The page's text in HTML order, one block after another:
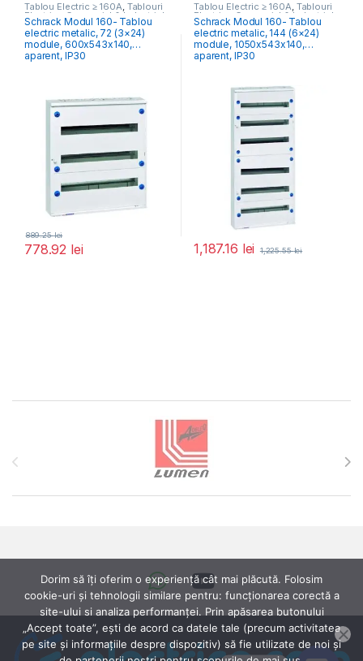
Tablou Electric ≥ 160A, Tablouri
Electrice Comercial & Industrial
Schrack Modul 160- Tablou
electric metalic, 72 (3×24)
module, 600x543x140,
aparent, IP30
778.92 lei
889.25lei
Tablou Electric ≥ 160A, Tablouri
Electrice Comercial & Industrial
Schrack Modul 160- Tablou
electric metalic, 144 (6×24)
module, 1050x543x140,
aparent, IP30
1,187.16 lei 1,225.55lei
Dorim să îți oferim o experiență cât mai plăcută. Folosim
cookie-uri și tehnologii similare pentru: funcționarea corectă a
site-ului si analiza performanței. Prin apăsarea butonului
„Accept toate”, ești de acord ca datele tale (precum activitatea
pe site și informațiile despre dispozitiv) să fie utilizate de noi și